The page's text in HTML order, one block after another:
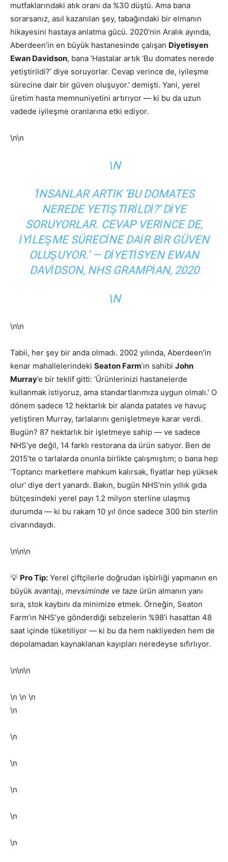
mutfaklarındaki atık oranı da %30 düştü. Ama bana
sorarsanız, asıl kazanılan şey, tabağındaki bir elmanın
hikayesini hastaya anlatma gücü. 2020’nin Aralık ayında,
Aberdeen’in en büyük hastanesinde çalışan Diyetisyen
Ewan Davidson, bana ‘Hastalar artık ‘Bu domates nerede
yetiştirildi?’ diye soruyorlar. Cevap verince de, iyileşme
sürecine dair bir güven oluşuyor.’ demişti. Yani, yerel
üretim hasta memnuniyetini artırıyor — ki bu da uzun
vadede iyileşme oranlarına etki ediyor.
\n\n
\N
‘İNSANLAR ARTIK ‘BU DOMATES
NEREDE YETIŞTIRILDI?’ DIYE
SORUYORLAR. CEVAP VERINCE DE,
IYILEŞME SÜRECINE DAIR BIR GÜVEN
OLUŞUYOR.’ — DIYETISYEN EWAN
DAVIDSON, NHS GRAMPIAN, 2020
\N
\n\n
Tabii, her şey bir anda olmadı. 2002 yılında, Aberdeen’in
kenar mahallelerindeki Seaton Farm’ın sahibi John
Murray’e bir teklif gitti: ‘Ürünlerinizi hastanelerde
kullanmak istiyoruz, ama standartlarımıza uygun olmalı.’ O
dönem sadece 12 hektarlık bir alanda patates ve havuç
yetiştiren Murray, tarlalarını genişletmeye karar verdi.
Bugün? 87 hektarlık bir işletmeye sahip — ve sadece
NHS’ye değil, 14 farklı restorana da ürün satıyor. Ben de
2015’te o tarlalarda onunla birlikte çalışmıştım; o bana hep
‘Toptancı marketlere mahkum kalırsak, fiyatlar hep yüksek
olur’ diye dert yanardı. Bakın, bugün NHS’nin yıllık gıda
bütçesindeki yerel payı 1.2 milyon sterline ulaşmış
durumda — ki bu rakam 10 yıl önce sadece 300 bin sterlin
civarındaydı.
\n\n\n
💡 Pro Tip: Yerel çiftçilerle doğrudan işbirliği yapmanın en
büyük avantajı, mevsiminde ve taze ürün almanın yanı
sıra, stok kaybını da minimize etmek. Örneğin, Seaton
Farm’ın NHS’ye gönderdiği sebzelerin %98’i hasattan 48
saat içinde tüketiliyor — ki bu da hem nakliyeden hem de
depolamadan kaynaklanan kayıpları neredeyse sıfırlıyor.
\n\n\n
\n \n \n
\n
\n
\n
\n
\n
\n